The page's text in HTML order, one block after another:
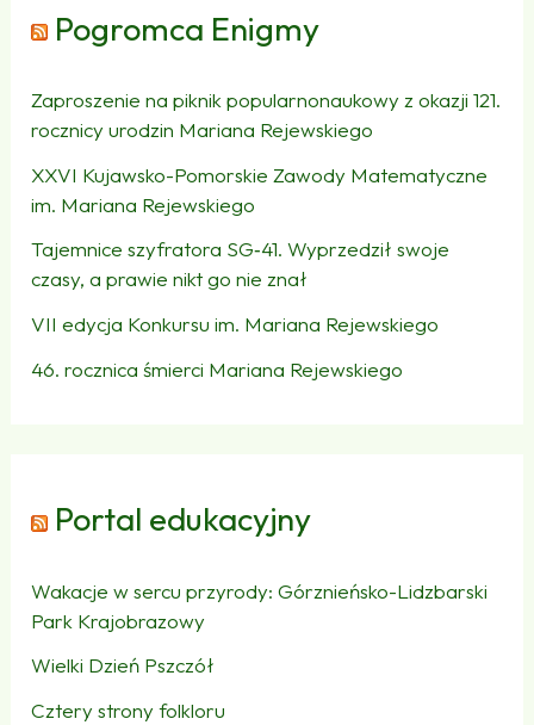
Pogromca Enigmy
Zaproszenie na piknik popularnonaukowy z okazji 121.
rocznicy urodzin Mariana Rejewskiego
XXVI Kujawsko-Pomorskie Zawody Matematyczne
im. Mariana Rejewskiego
Tajemnice szyfratora SG‑41. Wyprzedził swoje
czasy, a prawie nikt go nie znał
VII edycja Konkursu im. Mariana Rejewskiego
46. rocznica śmierci Mariana Rejewskiego
Portal edukacyjny
Wakacje w sercu przyrody: Górznieńsko-Lidzbarski
Park Krajobrazowy
Wielki Dzień Pszczół
Cztery strony folkloru